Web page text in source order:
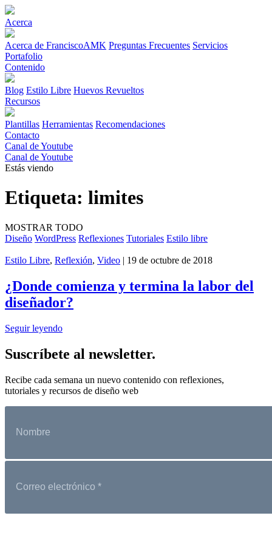
Acerca
Acerca de FranciscoAMK Preguntas Frecuentes Servicios
Portafolio
Contenido
Blog Estilo Libre Huevos Revueltos
Recursos
Plantillas Herramientas Recomendaciones
Contacto
Canal de Youtube
Canal de Youtube
Estás viendo
Etiqueta: limites
MOSTRAR TODO
Diseño WordPress Reflexiones Tutoriales Estilo libre
Estilo Libre, Reflexión, Video | 19 de octubre de 2018
¿Donde comienza y termina la labor del
diseñador?
Seguir leyendo
Suscríbete al newsletter.
Recibe cada semana un nuevo contenido con reflexiones,
tutoriales y recursos de diseño web